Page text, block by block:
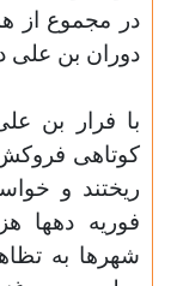
در مجموع از
دوران بن علی
با فرار بن
کوتاهی فروکش
ریختند و
فوریه دهها
شهرها به